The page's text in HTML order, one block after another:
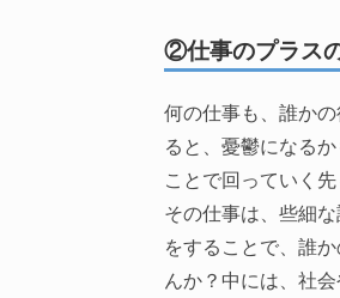
②仕事のプラス
何の仕事も、誰か
ると、憂鬱になる
ことで回っていく
その仕事は、些細
をすることで、誰
んか？中には、社